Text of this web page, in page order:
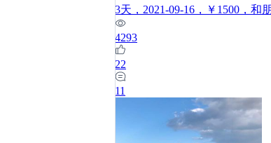
3天 ，2021-09-16 ，￥1500 ，和
4293
22
11